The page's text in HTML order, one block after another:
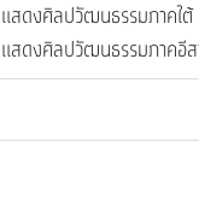
แสดงศิลปวัฒนธรรมภาคใ
แสดงศิลปวัฒนธรรมภาคอี